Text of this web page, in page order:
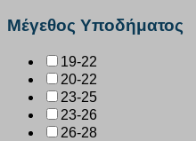
Μέγεθος Υποδήματος
19-22
20-22
23-25
23-26
26-28